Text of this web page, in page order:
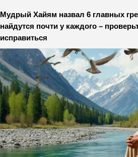
Мудрый Хайям назвал 6 главных
найдутся почти у каждого –
исправиться